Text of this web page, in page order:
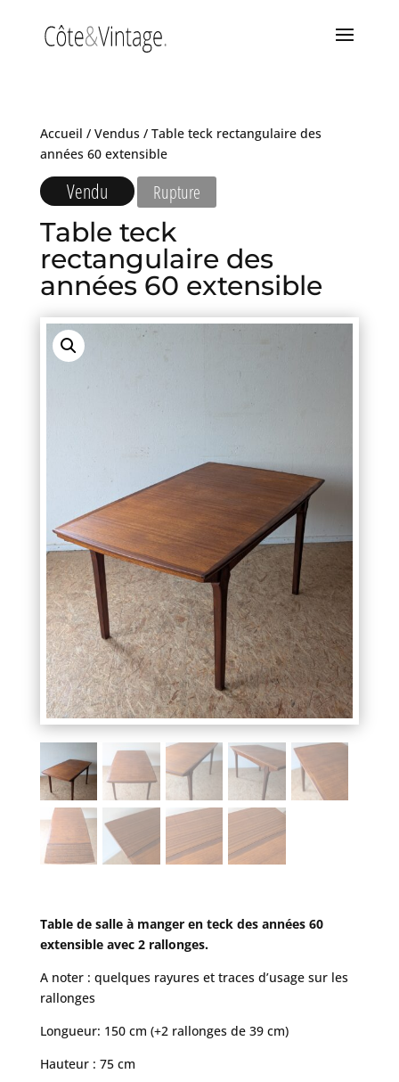
Accueil / Vendus/ Table teck rectangulaire des
années 60 extensible
Vendu Rupture
Table teck
rectangulaire des
années 60 extensible
Table de salle à manger en teck des années 60
extensible avec 2 rallonges.
A noter : quelques rayures et traces d’usage sur les
rallonges
Longueur: 150 cm (+2 rallonges de 39 cm)
Hauteur : 75 cm